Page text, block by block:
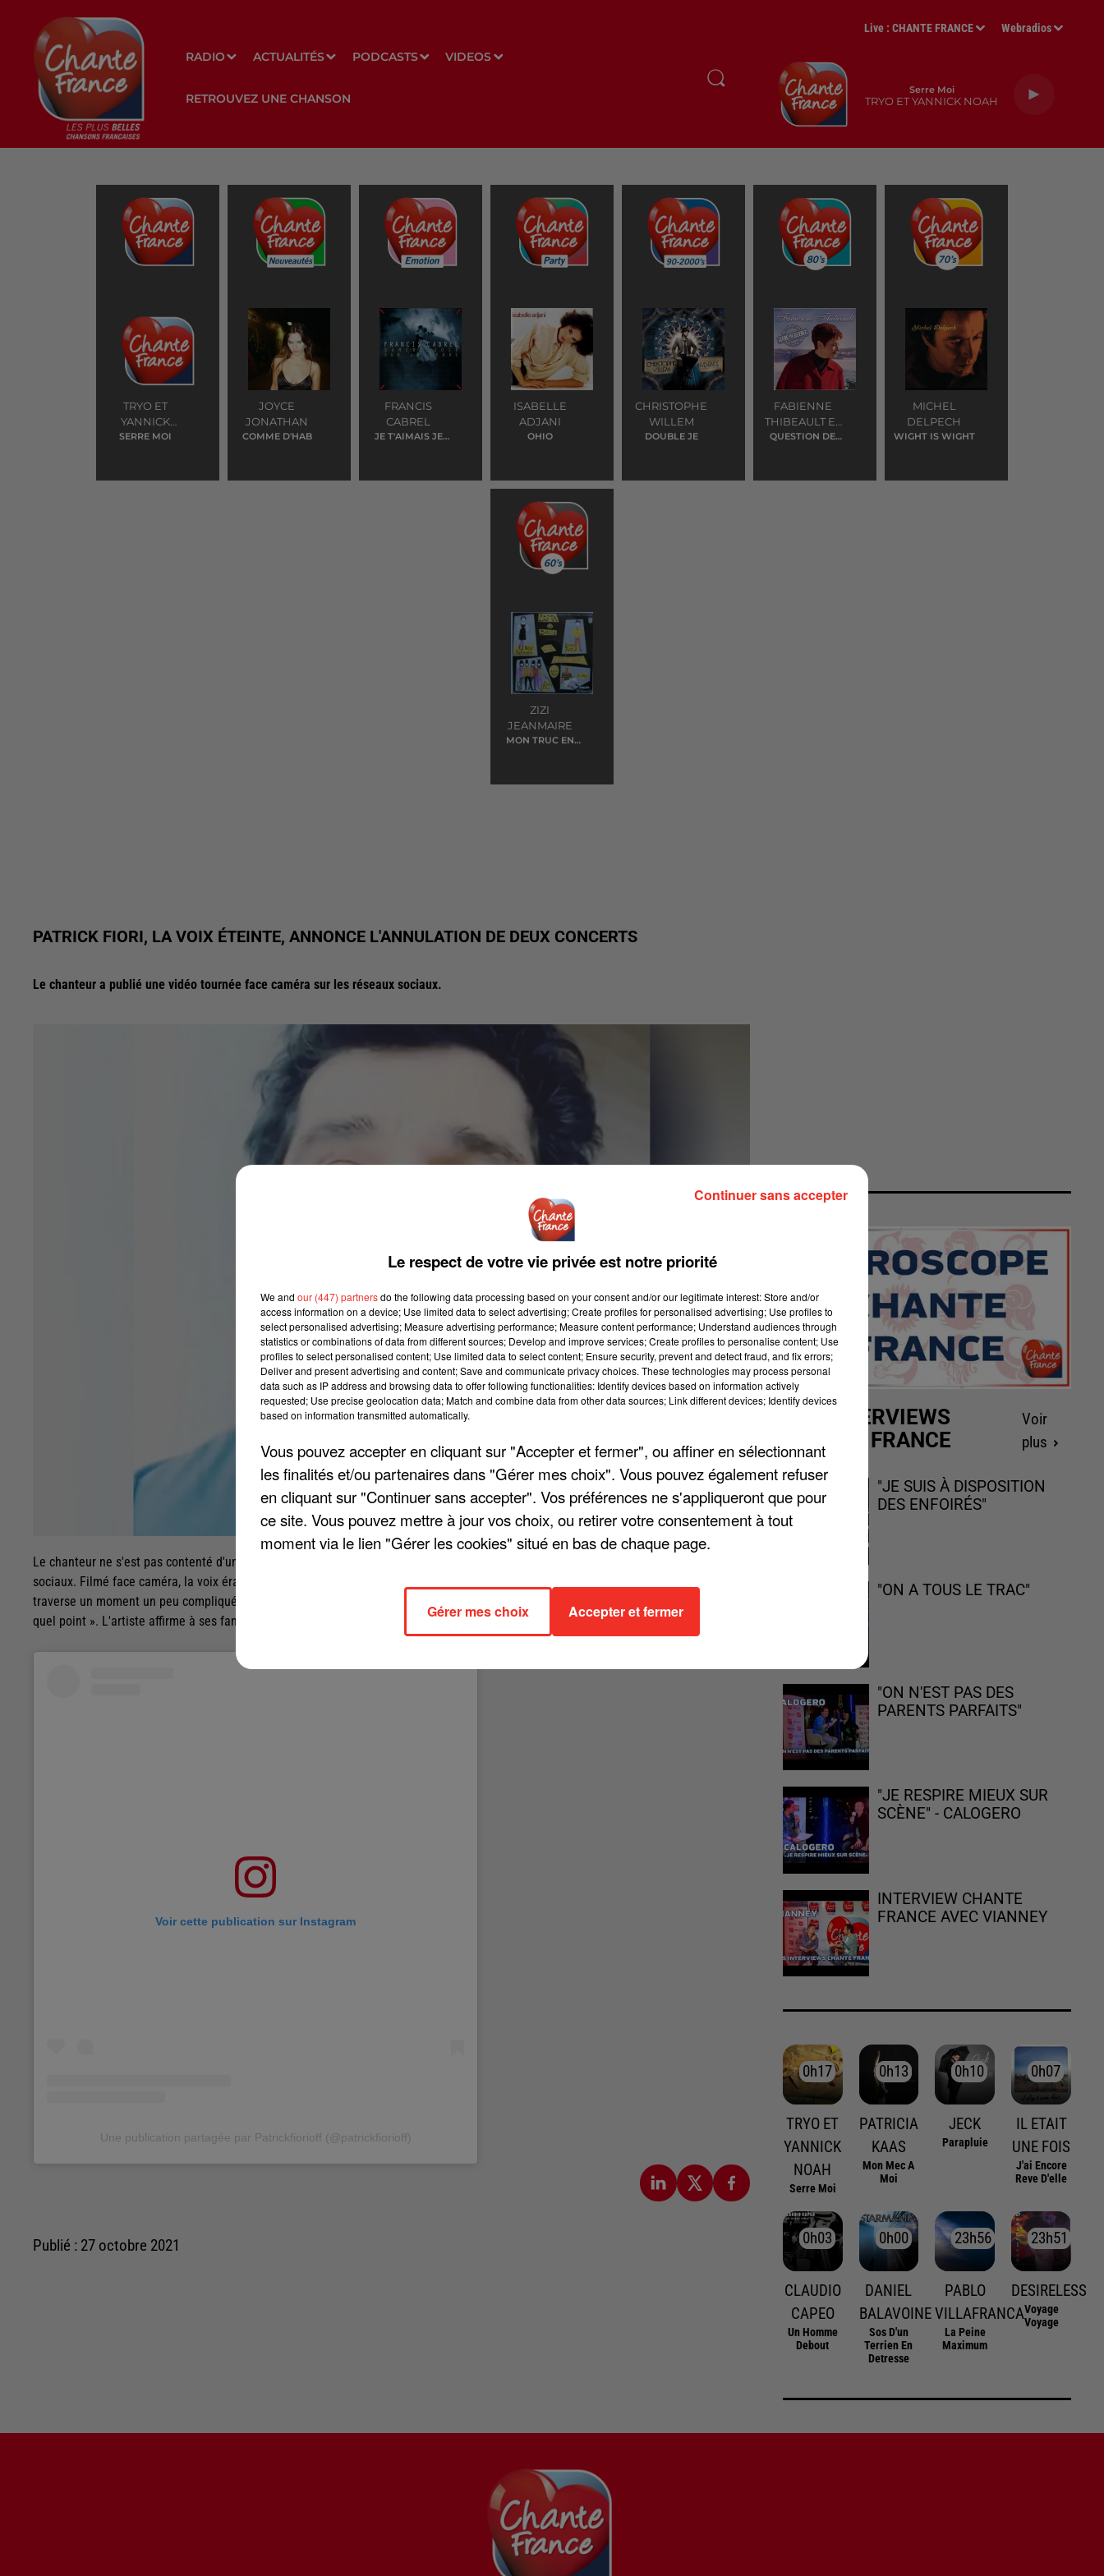
RADIO ACTUALITÉS PODCASTS VIDEOS
RETROUVEZ UNE CHANSON
Live :CHANTE FRANCE Webradios
Serre Moi
TRYO ET YANNICK NOAH
TRYO ET
YANNICK
NOAH
SERRE MOI
JOYCE
JONATHAN
COMME D'HAB
FRANCIS
CABREL
JE T'AIMAIS JE
ISABELLE
ADJANI
OHIO
CHRISTOPHE
WILLEM
DOUBLE JE
FABIENNE
THIBEAULT ET
RICHARD
QUESTION DE
MICHEL
DELPECH
WIGHT IS WIGHT
ZIZI
JEANMAIRE
MON TRUC EN
PATRICK FIORI, LA VOIX ÉTEINTE, ANNONCE L'ANNULATION DE DEUX CONCERTS
Le chanteur a publié une vidéo tournée face caméra sur les réseaux sociaux.
Le chanteur ne s'est pas contenté d'un simple communiqué pour avertir son public. Patrick Fiori a publié une vidéo sur les réseaux
sociaux. Filmé face caméra, la voix éraillée, il annonce annuler ses deux concerts prévus à Lille, mardi 26 et mercredi 27 octobre. « Je
traverse un moment un peu compliqué vocalement en ce moment [...] Je suis tellement désolé de vous annoncer ça, si vous saviez à
quel point ». L'artiste affirme à ses fans qu'il les tiendra au courant au plus vite des dates de report.
Voir cette publication sur Instagram
Une publication partagée par Patrickfiorioff (@patrickfiorioff)
Publié : 27 octobre 2021
LES INTERVIEWS
CHANTE FRANCE
Voir
plus
"JE SUIS À DISPOSITION
DES ENFOIRÉS"
"ON A TOUS LE TRAC"
"ON N'EST PAS DES
PARENTS PARFAITS"
"JE RESPIRE MIEUX SUR
SCÈNE" - CALOGERO
INTERVIEW CHANTE
FRANCE AVEC VIANNEY
0h17
0h17
TRYO ET
YANNICK
NOAH
Serre Moi
0h13
0h13
PATRICIA
KAAS
Mon Mec A
Moi
0h10
0h10
JECK
Parapluie
0h07
0h07
IL ETAIT
UNE FOIS
J'ai Encore
Reve D'elle
0h03
0h03
CLAUDIO
CAPEO
Un Homme
Debout
0h00
0h00
DANIEL
BALAVOINE
Sos D'un
Terrien En
Detresse
23h56
23h56
PABLO
VILLAFRANCA
La Peine
Maximum
23h51
23h51
DESIRELESS
Voyage
Voyage
Le respect de votre vie privée est notre priorité
We and our (447) partnersdo the following data processing based on your consent and/or our legitimate interest: Store and/or
access information on a device; Use limited data to select advertising; Create profiles for personalised advertising; Use profiles to
select personalised advertising; Measure advertising performance; Measure content performance; Understand audiences through
statistics or combinations of data from different sources; Develop and improve services; Create profiles to personalise content; Use
profiles to select personalised content; Use limited data to select content; Ensure security, prevent and detect fraud, and fix errors;
Deliver and present advertising and content; Save and communicate privacy choices. These technologies may process personal
data such as IP address and browsing data to offer following functionalities: Identify devices based on information actively
requested; Use precise geolocation data; Match and combine data from other data sources; Link different devices; Identify devices
based on information transmitted automatically.
Vous pouvez accepter en cliquant sur "Accepter et fermer", ou affiner en sélectionnant
les finalités et/ou partenaires dans "Gérer mes choix". Vous pouvez également refuser
en cliquant sur "Continuer sans accepter". Vos préférences ne s'appliqueront que pour
ce site. Vous pouvez mettre à jour vos choix, ou retirer votre consentement à tout
moment via le lien "Gérer les cookies" situé en bas de chaque page.
Gérer mes choix Accepter et fermer
Continuer sans accepter